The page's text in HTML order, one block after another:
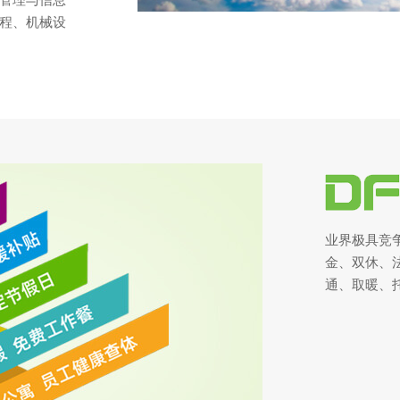
、机械设
业界极具竞
金、双休、
通、取暖、